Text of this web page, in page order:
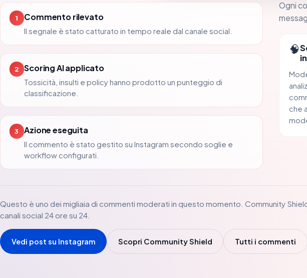
1 Commento rilevato
Il segnale è stato catturato in tempo reale dal canale social.
2 Scoring AI applicato
Tossicità, insulti e policy hanno prodotto un punteggio di
classificazione.
3 Azione eseguita
Il commento è stato gestito su Instagram secondo soglie e
workflow configurati.
Ogni
🧠
che
Questo è uno dei migliaia di commenti moderati in questo momento. Community
canali social 24 ore su 24.
Vedi post su Instagram Scopri Community Shield Tutti i commenti